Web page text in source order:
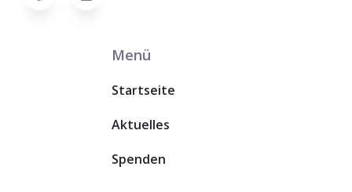
Menü
Startseite
Aktuelles
Spenden